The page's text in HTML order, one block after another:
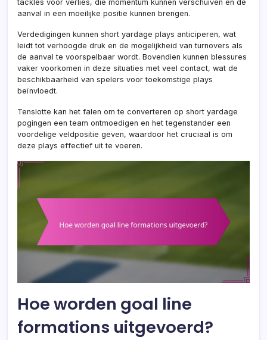
tackles voor verlies, die momentum kunnen verschuiven en de
aanval in een moeilijke positie kunnen brengen.
Verdedigingen kunnen short yardage plays anticiperen, wat
leidt tot verhoogde druk en de mogelijkheid van turnovers als
de aanval te voorspelbaar wordt. Bovendien kunnen blessures
vaker voorkomen in deze situaties met veel contact, wat de
beschikbaarheid van spelers voor toekomstige plays
beïnvloedt.
Tenslotte kan het falen om te converteren op short yardage
pogingen een team ontmoedigen en het tegenstander een
voordelige veldpositie geven, waardoor het cruciaal is om
deze plays effectief uit te voeren.
Hoe worden goal line
formations uitgevoerd?